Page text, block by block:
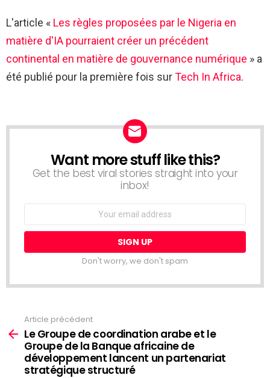
L'article « Les règles proposées par le Nigeria en
matière d'IA pourraient créer un précédent
continental en matière de gouvernance numérique » a
été publié pour la première fois surTech In Africa.
NEWSLETTER
Want more stuff like this?
Get the best viral stories straight into your
inbox!
Email
Don't worry, we don't spam
plus
Article précédent
Le Groupe de coordination arabe et le
Groupe de la Banque africaine de
développement lancent un partenariat
stratégique structuré